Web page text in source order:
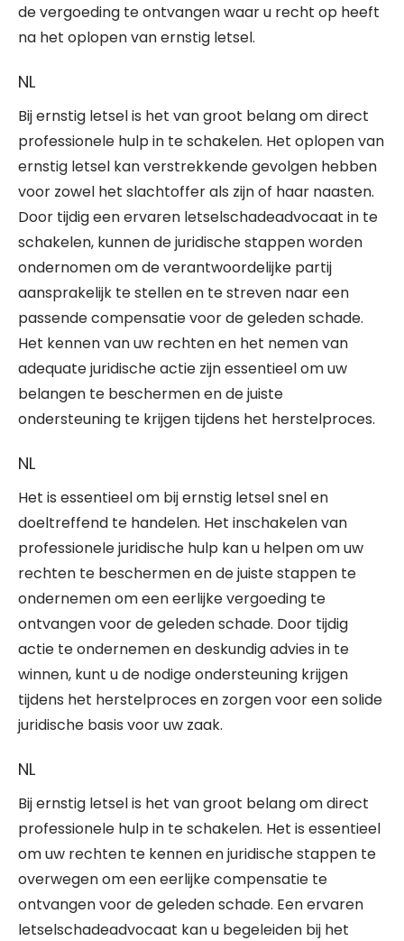
de vergoeding te ontvangen waar u recht op heeft
na het oplopen van ernstig letsel.
NL
Bij ernstig letsel is het van groot belang om direct
professionele hulp in te schakelen. Het oplopen van
ernstig letsel kan verstrekkende gevolgen hebben
voor zowel het slachtoffer als zijn of haar naasten.
Door tijdig een ervaren letselschadeadvocaat in te
schakelen, kunnen de juridische stappen worden
ondernomen om de verantwoordelijke partij
aansprakelijk te stellen en te streven naar een
passende compensatie voor de geleden schade.
Het kennen van uw rechten en het nemen van
adequate juridische actie zijn essentieel om uw
belangen te beschermen en de juiste
ondersteuning te krijgen tijdens het herstelproces.
NL
Het is essentieel om bij ernstig letsel snel en
doeltreffend te handelen. Het inschakelen van
professionele juridische hulp kan u helpen om uw
rechten te beschermen en de juiste stappen te
ondernemen om een eerlijke vergoeding te
ontvangen voor de geleden schade. Door tijdig
actie te ondernemen en deskundig advies in te
winnen, kunt u de nodige ondersteuning krijgen
tijdens het herstelproces en zorgen voor een solide
juridische basis voor uw zaak.
NL
Bij ernstig letsel is het van groot belang om direct
professionele hulp in te schakelen. Het is essentieel
om uw rechten te kennen en juridische stappen te
overwegen om een eerlijke compensatie te
ontvangen voor de geleden schade. Een ervaren
letselschadeadvocaat kan u begeleiden bij het